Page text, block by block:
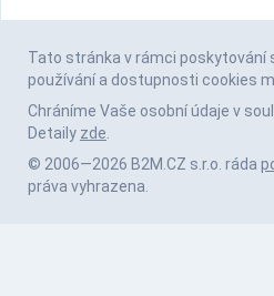
Tato stránka v rámci poskytování
používání a dostupnosti cookies
Chráníme Vaše osobní údaje v
Detaily zde.
© 2006—2026 B2M.CZ s.r.o. ráda
práva vyhrazena.